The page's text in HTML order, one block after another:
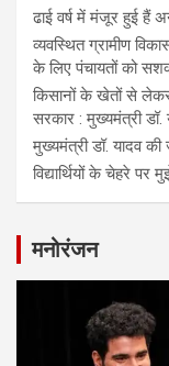
ढाई वर्ष में मंजूर हुई हैं
व्यवस्थित ग्रामीण
के लिए पंचायतों को
किसानों के खेतों से
सरकार : मुख्यमंत्री डॉ.
मुख्यमंत्री डॉ. यादव
विद्यार्थियों के चेहरे पर
मनोरंजन